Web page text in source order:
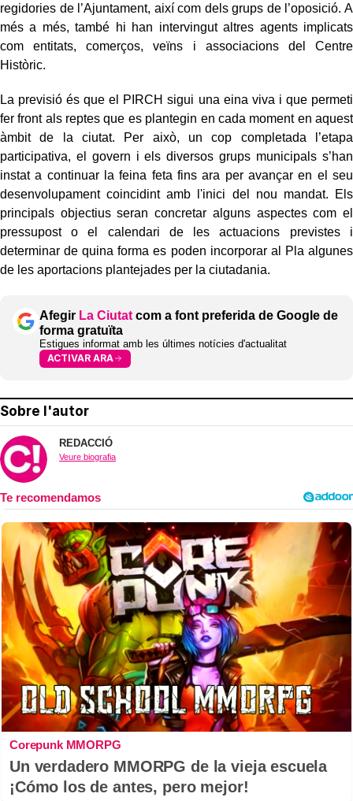
regidories de l’Ajuntament, així com dels grups de l’oposició. A
més a més, també hi han intervingut altres agents implicats
com entitats, comerços, veïns i associacions del Centre
Històric.
La previsió és que el PIRCH sigui una eina viva i que permeti
fer front als reptes que es plantegin en cada moment en aquest
àmbit de la ciutat. Per això, un cop completada l’etapa
participativa, el govern i els diversos grups municipals s’han
instat a continuar la feina feta fins ara per avançar en el seu
desenvolupament coincidint amb l'inici del nou mandat. Els
principals objectius seran concretar alguns aspectes com el
pressupost o el calendari de les actuacions previstes i
determinar de quina forma es poden incorporar al Pla algunes
de les aportacions plantejades per la ciutadania.
Afegir La Ciutat com a font preferida de Google de
forma gratuïta
Estigues informat amb les últimes notícies d'actualitat
ACTIVAR ARA
Sobre l'autor
REDACCIÓ
Veure biografia
Corepunk MMORPG
Un verdadero MMORPG de la vieja escuela
¡Cómo los de antes, pero mejor!